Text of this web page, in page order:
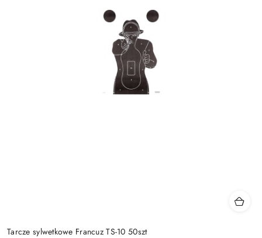
Tarcze sylwetkowe Francuz TS-10 50szt